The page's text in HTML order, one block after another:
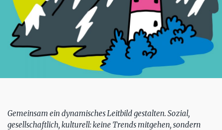
Gemeinsam ein dynamisches Leitbild gestalten. Sozial,
gesellschaftlich, kulturell: keine Trends mitgehen, sondern